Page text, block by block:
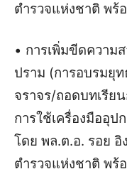
ตำรวจแห่งชาติ พร้
• การเพิ่มขีดความ
ปราม (การอบรมยุ
จราจร/ถอดบทเรีย
การใช้เครื่องมืออุป
โดย พล.ต.อ. รอย
ตำรวจแห่งชาติ พร้